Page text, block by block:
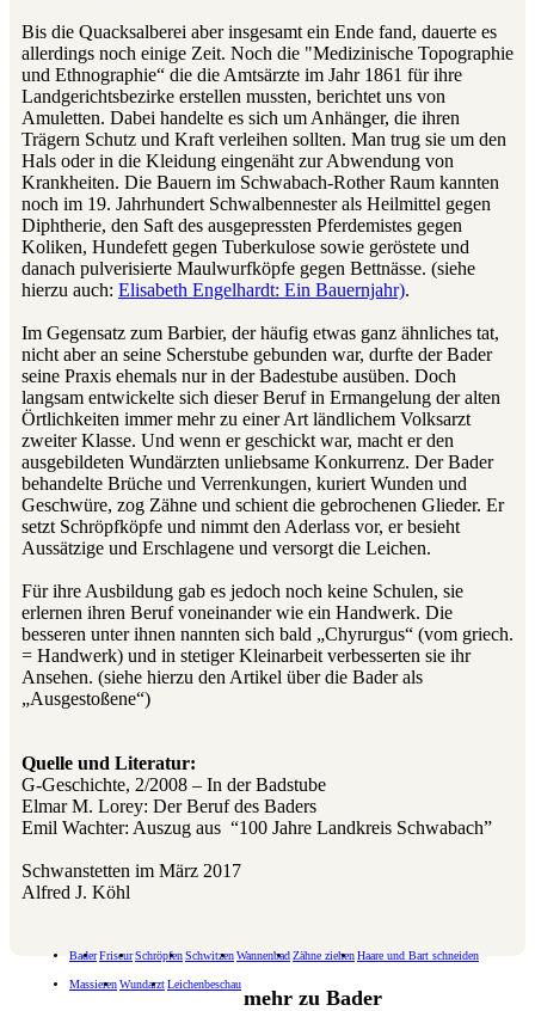
Bis die Quacksalberei aber insgesamt ein Ende fand, dauerte es
allerdings noch einige Zeit. Noch die "Medizinische Topographie
und Ethnographie“ die die Amtsärzte im Jahr 1861 für ihre
Landgerichtsbezirke erstellen mussten, berichtet uns von
Amuletten. Dabei handelte es sich um Anhänger, die ihren
Trägern Schutz und Kraft verleihen sollten. Man trug sie um den
Hals oder in die Kleidung eingenäht zur Abwendung von
Krankheiten. Die Bauern im Schwabach-Rother Raum kannten
noch im 19. Jahrhundert Schwalbennester als Heilmittel gegen
Diphtherie, den Saft des ausgepressten Pferdemistes gegen
Koliken, Hundefett gegen Tuberkulose sowie geröstete und
danach pulverisierte Maulwurfköpfe gegen Bettnässe. (siehe
hierzu auch: Elisabeth Engelhardt: Ein Bauernjahr).
Im Gegensatz zum Barbier, der häufig etwas ganz ähnliches tat,
nicht aber an seine Scherstube gebunden war, durfte der Bader
seine Praxis ehemals nur in der Badestube ausüben. Doch
langsam entwickelte sich dieser Beruf in Ermangelung der alten
Örtlichkeiten immer mehr zu einer Art ländlichem Volksarzt
zweiter Klasse. Und wenn er geschickt war, macht er den
ausgebildeten Wundärzten unliebsame Konkurrenz. Der Bader
behandelte Brüche und Verrenkungen, kuriert Wunden und
Geschwüre, zog Zähne und schient die gebrochenen Glieder. Er
setzt Schröpfköpfe und nimmt den Aderlass vor, er besieht
Aussätzige und Erschlagene und versorgt die Leichen.
Für ihre Ausbildung gab es jedoch noch keine Schulen, sie
erlernen ihren Beruf voneinander wie ein Handwerk. Die
besseren unter ihnen nannten sich bald „Chyrurgus“ (vom griech.
= Handwerk) und in stetiger Kleinarbeit verbesserten sie ihr
Ansehen. (siehe hierzu den Artikel über die Bader als
„Ausgestoßene“)
Quelle und Literatur:
G-Geschichte, 2/2008 – In der Badstube
Elmar M. Lorey: Der Beruf des Baders
Emil Wachter: Auszug aus “100 Jahre Landkreis Schwabach”
Schwanstetten im März 2017
Alfred J. Köhl
BaderFriseurSchröpfenSchwitzenWannenbadZähne ziehenHaare und Bart schneiden
MassierenWundarztLeichenbeschau
mehr zu Bader